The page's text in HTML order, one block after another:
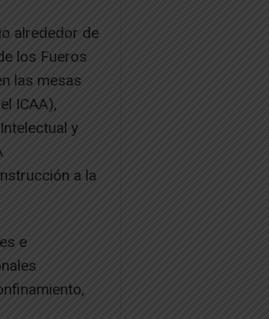
alrededor de
los Fueros
las mesas
ICAA),
y
a la
e